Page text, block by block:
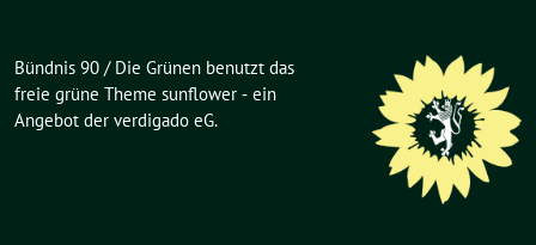
Bündnis 90 / Die Grünen benutzt das
freie grüne Theme sunflower ‐ ein
Angebot der verdigado eG.